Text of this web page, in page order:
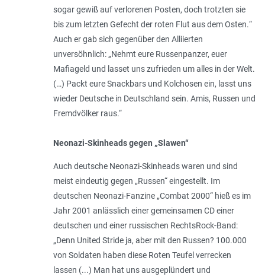
sogar gewiß auf verlorenen Posten, doch trotzten sie
bis zum letzten Gefecht der roten Flut aus dem Osten.“
Auch er gab sich gegenüber den Alliierten
unversöhnlich: „Nehmt eure Russenpanzer, euer
Mafiageld und lasset uns zufrieden um alles in der Welt.
(…) Packt eure Snackbars und Kolchosen ein, lasst uns
wieder Deutsche in Deutschland sein. Amis, Russen und
Fremdvölker raus.“
Neonazi-Skinheads gegen „Slawen“
Auch deutsche Neonazi-Skinheads waren und sind
meist eindeutig gegen „Russen“ eingestellt. Im
deutschen Neonazi-Fanzine „Combat 2000“ hieß es im
Jahr 2001 anlässlich einer gemeinsamen CD einer
deutschen und einer russischen RechtsRock-Band:
„Denn United Stride ja, aber mit den Russen? 100.000
von Soldaten haben diese Roten Teufel verrecken
lassen (...) Man hat uns ausgeplündert und